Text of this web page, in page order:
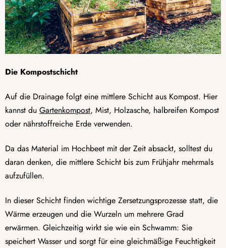
Die Kompostschicht
Auf die Drainage folgt eine mittlere Schicht aus Kompost. Hier
kannst du Gartenkompost, Mist, Holzasche, halbreifen Kompost
oder nährstoffreiche Erde verwenden.
Da das Material im Hochbeet mit der Zeit absackt, solltest du
daran denken, die mittlere Schicht bis zum Frühjahr mehrmals
aufzufüllen.
In dieser Schicht finden wichtige Zersetzungsprozesse statt, die
Wärme erzeugen und die Wurzeln um mehrere Grad
erwärmen. Gleichzeitig wirkt sie wie ein Schwamm: Sie
speichert Wasser und sorgt für eine gleichmäßige Feuchtigkeit